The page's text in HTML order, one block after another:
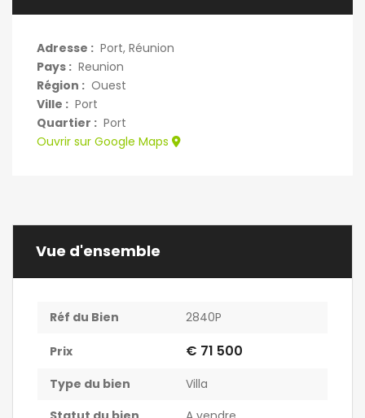
Adresse : Port, Réunion
Pays : Reunion
Région : Ouest
Ville : Port
Quartier : Port
Ouvrir sur Google Maps
Vue d'ensemble
Réf du Bien 2840P
Prix € 71 500
Type du bien
Villa